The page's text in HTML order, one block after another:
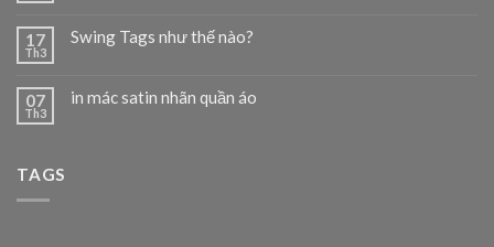
17
Th3
Swing Tags như thế nào?
07
Th3
in mác satin nhãn quần áo
TAGS